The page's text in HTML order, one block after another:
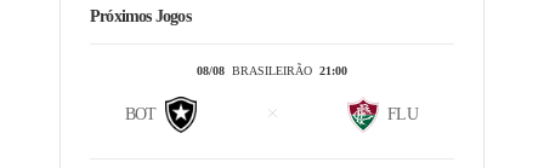
Próximos Jogos
08/08BRASILEIRÃO 21:00
BOT FLU